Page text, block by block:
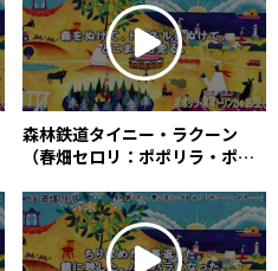
森林鉄道タイニー・ラクーン
（春畑セロリ：ポポリラ・ポポ
Train Tiny Raccoon (Céleri
Haruhata)